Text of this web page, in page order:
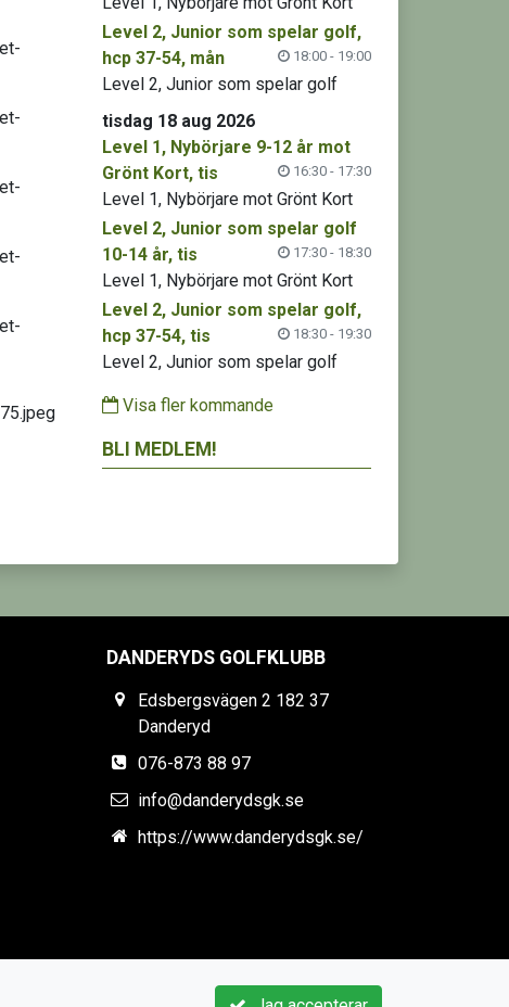
Level 2, Junior som spelar golf,
hcp 37-54, mån
18:00 - 19:00
Level 2, Junior som spelar golf
tisdag 18 aug 2026
Level 1, Nybörjare 9-12 år mot
Grönt Kort, tis
16:30 - 17:30
Level 1, Nybörjare mot Grönt Kort
Level 2, Junior som spelar golf
10-14 år, tis
17:30 - 18:30
Level 1, Nybörjare mot Grönt Kort
Level 2, Junior som spelar golf,
hcp 37-54, tis
18:30 - 19:30
Level 2, Junior som spelar golf
Visa fler kommande
BLI MEDLEM!
DANDERYDS GOLFKLUBB
Edsbergsvägen 2 182 37
Danderyd
076-873 88 97
info@danderydsgk.se
https://www.danderydsgk.se/